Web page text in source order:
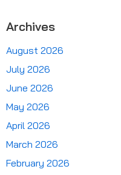
Archives
August 2026
July 2026
June 2026
May 2026
April 2026
March 2026
February 2026